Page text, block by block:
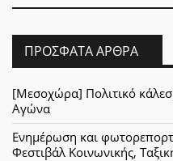
ΠΡΌΣΦΑΤΑ ΆΡΘΡΑ
[Μεσοχώρα] Πολιτικό
Αγώνα
Ενημέρωση και
Φεστιβάλ Κοινωνικής,